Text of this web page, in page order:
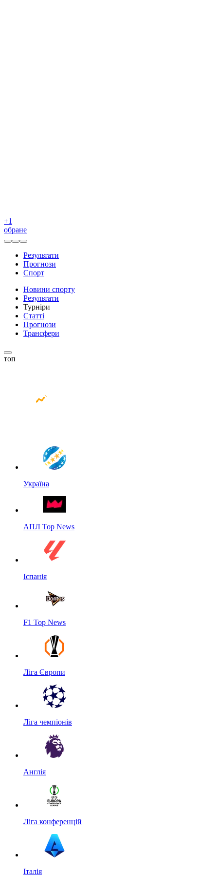
+1
обране
Результати
Прогнози
Спорт
Новини спорту
Результати
Турніри
Статті
Прогнози
Трансфери
топ
Україна
АПЛ Top News
Іспанія
F1 Top News
Ліга Європи
Ліга чемпіонів
Англія
Ліга конференцій
Італія